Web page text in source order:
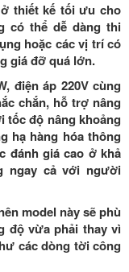
ở thiết kế tối ưu cho
có thể dễ dàng thi
hoặc các vị trí có
giá đỡ quá lớn.
, điện áp 220Vcùng
chắn, hỗ trợ nâng
tốc độ nâng khoảng
hạ hàng hóa thông
đánh giá cao ở khả
ngay cả với người
model này sẽ phù
độ vừa phải thay vì
các dòng tời công